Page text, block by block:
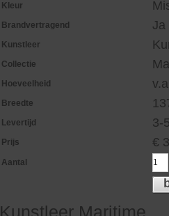
Kleur
Brandvertragend Ja
Kunstleer
Collectie
Hoeveelheid
Breedte
Levertijd 3-
Prijs €
Aantal